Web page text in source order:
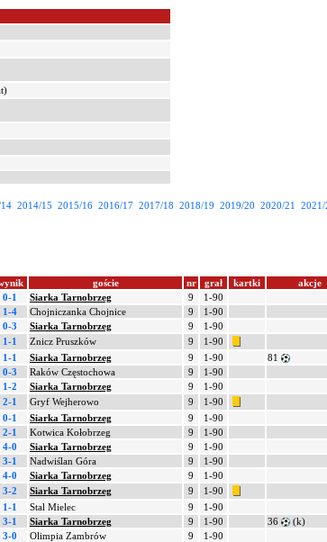
2014/15 2015/16 2016/17 2017/18 2018/19 2019/20 2020/21 2021/
goście nr grał kartki
akcje
0-1 Siarka Tarnobrzeg 9
1-90
1-4 Chojniczanka Chojnice 9
1-90
0-3 Siarka Tarnobrzeg 9
1-90
1-1 Znicz Pruszków 9
1-90
1-1 Siarka Tarnobrzeg 9 1-90
81
0-3 Raków Częstochowa 9
1-90
1-2 Siarka Tarnobrzeg 9
1-90
2-1 Gryf Wejherowo 9
1-90
0-1 Siarka Tarnobrzeg 9
1-90
2-1 Kotwica Kołobrzeg 9
1-90
4-0 Siarka Tarnobrzeg 9
1-90
3-1 Nadwiślan Góra 9
1-90
4-0 Siarka Tarnobrzeg 9
1-90
3-2 Siarka Tarnobrzeg 9
1-90
1-1 Stal Mielec 9
1-90
3-1 Siarka Tarnobrzeg 9 1-90 36
(k)
3-0 Olimpia Zambrów 9
1-90